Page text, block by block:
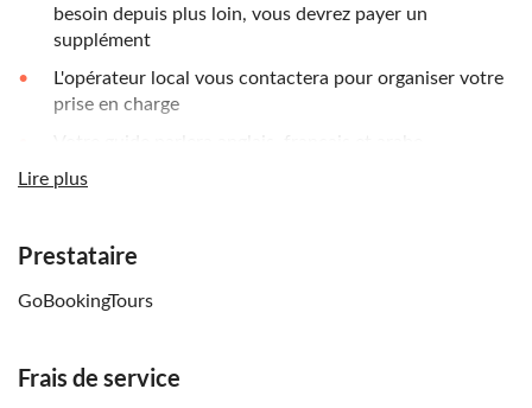
besoin depuis plus loin, vous devrez payer un
supplément
L'opérateur local vous contactera pour organiser votre
prise en charge
Le nombre maximum de personnes pour la visite est de
N'oubliez pas d'apporter :
Portez des vêtements confortables et adaptés à la
Apportez de la crème solaire et un chapeau pour vous
protéger du soleil
Lire plus
Prestataire
GoBookingTours
Frais de service